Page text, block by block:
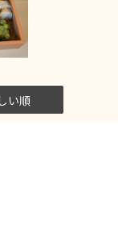
い順